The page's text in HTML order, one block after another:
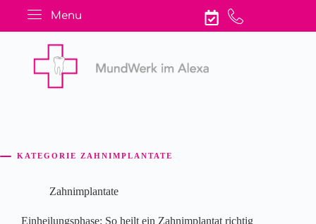
Menu
KATEGORIE ZAHNIMPLANTATE
Zahnimplantate
Einheilungsphase: So heilt ein Zahnimplantat richtig